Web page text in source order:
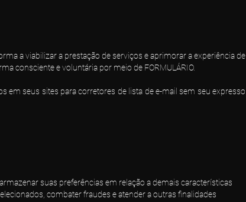
a viabilizar a prestação de serviços e aprimorar a experiência de
consciente e voluntária por meio de FORMULÁRIO.
em seus sites para corretores de lista de e-mail sem seu expresso
suas preferências em relação a demais características
combater fraudes e atender a outras finalidades